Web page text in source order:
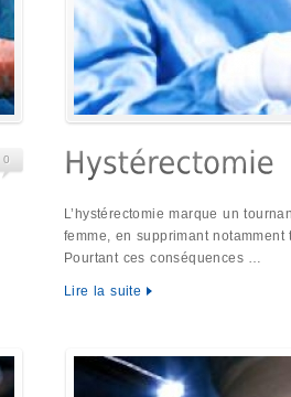
0
L’hystérectomie marque un
femme, en supprimant
Pourtant ces conséquences …
Lire la suite